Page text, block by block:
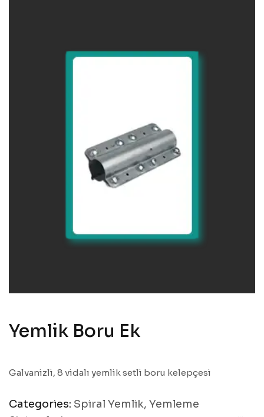
Yemlik Boru Ek
Galvanizli, 8 vidalı yemlik setli boru kelepçesi
Categories: Spiral Yemlik, Yemleme